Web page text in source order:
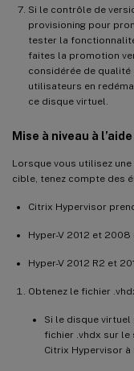
Si le contrôle de
provisioning pour
tester la
faites la promotion
considérée de qualité
utilisateurs en
ce disque virtuel.
Mise à niveau à
Lorsque vous utilisez une
cible, tenez compte des
Citrix Hypervisor
Hyper-V 2012 et 2008
Hyper-V 2012 R2 et
Obtenez le fichier
Si le disque virtuel
fichier .vhdx sur le
Citrix Hypervisor à